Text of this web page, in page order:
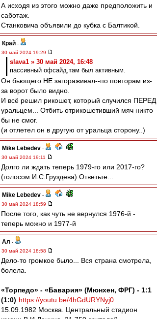
А исходя из этого можно даже предположить и
саботаж.
Станковича объявили до кубка с Балтикой.
Край -
30 май 2024 19:29
slava1 » 30 май 2024, 16:48
пассивный офсайд,там был активным.
Он бьющего НЕ загораживал--по повторам из-
за ворот было видно.
И всё решил рикошет, который случился ПЕРЕД
уральцем... Отбить отрикошетивший мяч никто
бы не смог.
(и отлетел он в другую от уральца сторону..)
Mike Lebedev -
30 май 2024 19:11
Долго ли ждать теперь 1979-го или 2017-го?
(голосом И.С.Груздева) Ответьте...
Mike Lebedev -
30 май 2024 18:59
После того, как чуть не вернулся 1976-й -
теперь можно и 1977-й
Ал -
30 май 2024 18:58
Дело-то громкое было... Вся страна смотрела,
болела.
«Торпедо» - «Бавария» (Мюнхен, ФРГ) - 1:1
(1:0) https://youtu.be/4hGdURYNyj0
15.09.1982 Москва. Центральный стадион